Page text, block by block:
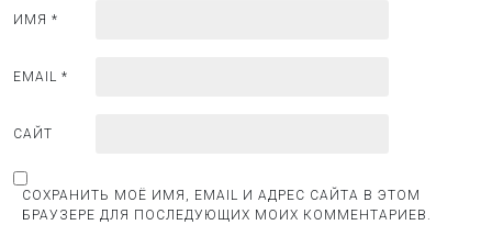
м
ИМЯ *
EMAIL *
САЙТ
СОХРАНИТЬ МОЁ ИМЯ, EMAIL И АДРЕС САЙТА В ЭТОМ
БРАУЗЕРЕ ДЛЯ ПОСЛЕДУЮЩИХ МОИХ КОММЕНТАРИЕВ.